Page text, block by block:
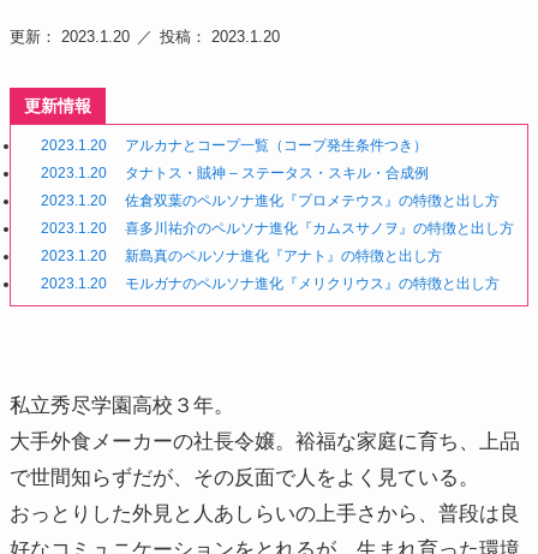
更新： 2023.1.20 投稿： 2023.1.20
更新情報
2023.1.20
アルカナとコープ一覧（コープ発生条件つき）
2023.1.20
タナトス・賊神 – ステータス・スキル・合成例
2023.1.20
佐倉双葉のペルソナ進化『プロメテウス』の特徴と出し方
2023.1.20
喜多川祐介のペルソナ進化『カムスサノヲ』の特徴と出し方
2023.1.20
新島真のペルソナ進化『アナト』の特徴と出し方
2023.1.20
モルガナのペルソナ進化『メリクリウス』の特徴と出し方
私立秀尽学園高校３年。
大手外食メーカーの社長令嬢。裕福な家庭に育ち、上品
で世間知らずだが、その反面で人をよく見ている。
おっとりした外見と人あしらいの上手さから、普段は良